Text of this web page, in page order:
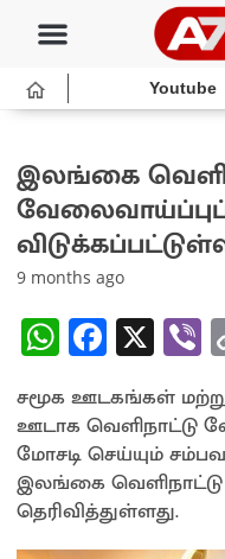
Youtube
இலங்கை
9 months ago
W
h
at
sA
p
p
Fa
ce
b
o
o
k
X
b
சமூக ஊடகங்கள்
ஊடாக வெளிநாட்டு
மோசடி செய்யும்
இலங்கை
தெரிவித்துள்ளது.